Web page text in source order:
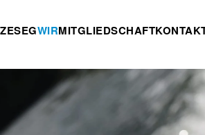
SEGWIRMITGLIEDSCHAFT